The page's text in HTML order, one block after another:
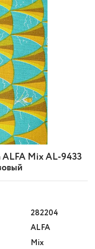
ALFA Mix AL-9433
282204
ALFA
Mix